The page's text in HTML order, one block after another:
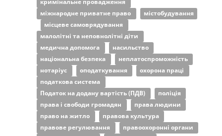
кримінальне провадження
міжнародне приватне право
містобудування
місцеве самоврядування
малолітні та неповнолітні діти
медична допомога
насильство
національна безпека
неплатоспроможність
нотаріус
оподаткування
охорона праці
податкова система
Податок на додану вартість (ПДВ)
поліція
права і свободи громадян
права людини
право на житло
правова культура
правове регулювання
правоохоронні органи